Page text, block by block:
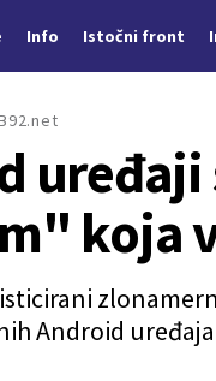
Info Istočni front
koja
Android